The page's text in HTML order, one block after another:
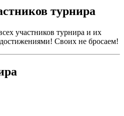
турнира
участников турнира и их
Своих не бросаем!